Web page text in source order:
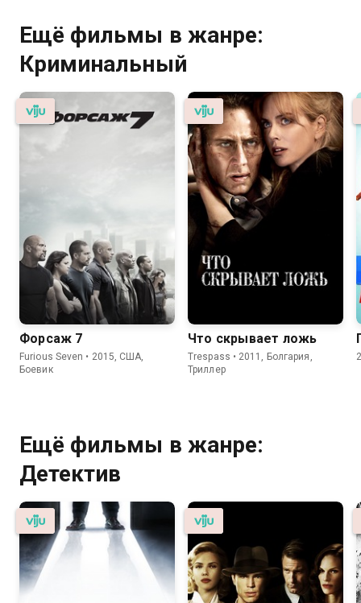
Ещё фильмы в жанре:
Криминальный
Форсаж 7
Furious Seven • 2015, США,
Боевик
Что скрывает ложь
Trespass • 2011, Болгария,
Триллер
Ещё фильмы в жанре:
Детектив